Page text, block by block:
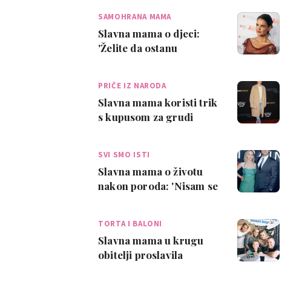
SAMOHRANA MAMA
Slavna mama o djeci:
'Želite da ostanu
PRIČE IZ NARODA
Slavna mama koristi trik
s kupusom za grudi
SVI SMO ISTI
Slavna mama o životu
nakon poroda: 'Nisam se
TORTA I BALONI
Slavna mama u krugu
obitelji proslavila